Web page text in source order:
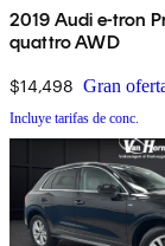
2019 Audi e-tron
quattro AWD
$14,498 Gran
Incluye tarifas de conc.